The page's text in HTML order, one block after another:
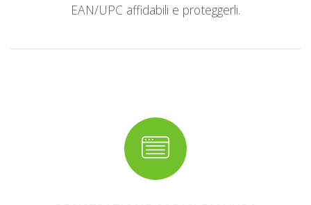
EAN/UPC affidabili e proteggerli.